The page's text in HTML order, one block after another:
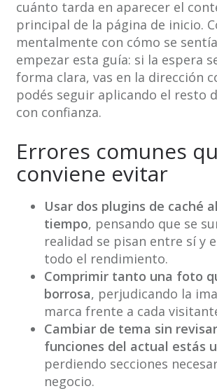
cuánto tarda en aparecer el
principal de la página de inicio.
mentalmente con cómo se
empezar esta guía: si la espera
forma clara, vas en la dirección
podés seguir aplicando el resto
con confianza.
Errores comunes
conviene evitar
Usar dos plugins de caché
tiempo, pensando que se
realidad se pisan entre sí y
todo el rendimiento.
Comprimir tanto una foto
borrosa, perjudicando la
marca frente a cada
Cambiar de tema sin
funciones del actual estás
perdiendo secciones
negocio.